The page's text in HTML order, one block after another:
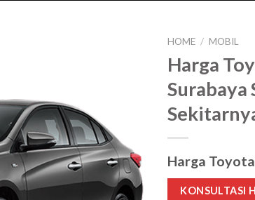
HOME / MOBIL
Harga
Surabaya
Harga
KONSULTASI